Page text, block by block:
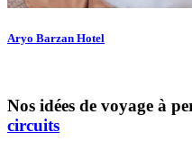
Aryo Barzan Hotel
Nos idées de voyage à
circuits